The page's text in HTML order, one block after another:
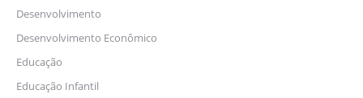
Desenvolvimento
Desenvolvimento Econômico
Educação
Educação Infantil